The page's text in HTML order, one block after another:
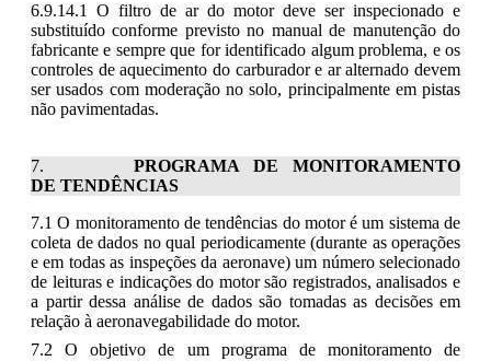
6.9.14.1 O filtro de ar do motor deve ser inspecionado e
substituído conforme previsto no manual de manutenção do
fabricante e sempre que for identificado algum problema, e os
controles de aquecimento do carburador e ar alternado devem
ser usados com moderação no solo, principalmente em pistas
não pavimentadas.
PROGRAMA DE MONITORAMENTO
DE TENDÊNCIAS
7.1 O monitoramento de tendências do motor é um sistema de
coleta de dados no qual periodicamente (durante as operações
e em todas as inspeções da aeronave) um número selecionado
de leituras e indicações do motor são registrados, analisados e
a partir dessa análise de dados são tomadas as decisões em
relação à aeronavegabilidade do motor.
7.2 O objetivo de um programa de monitoramento de